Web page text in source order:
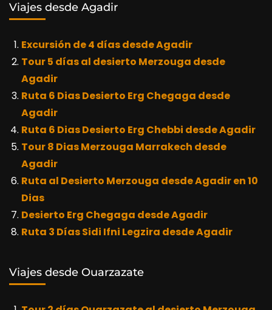
Viajes desde Agadir
Excursión de 4 días desde Agadir
Tour 5 días al desierto Merzouga desde
Agadir
Ruta 6 Dias Desierto Erg Chegaga desde
Agadir
Ruta 6 Dias Desierto Erg Chebbi desde Agadir
Tour 8 Dias Merzouga Marrakech desde
Agadir
Ruta al Desierto Merzouga desde Agadir en 10
Dias
Desierto Erg Chegaga desde Agadir
Ruta 3 Días Sidi Ifni Legzira desde Agadir
Viajes desde Ouarzazate